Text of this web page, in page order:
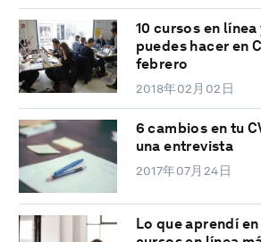
10 cursos en
puedes hacer en
febrero
2018年02月02日
6 cambios en tu
una entrevista
2017年07月24日
Lo que aprendí